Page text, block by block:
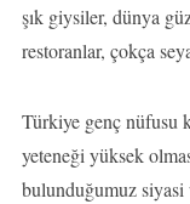
şık giysiler, dünya
restoranlar, çokça
Türkiye genç nüfusu
yeteneği yüksek
bulunduğumuz siyasi